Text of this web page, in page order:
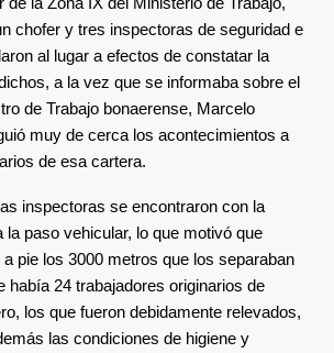
chofer y tres inspectoras de seguridad e
al lugar a efectos de constatar la
a la vez que se informaba sobre el
de Trabajo bonaerense, Marcelo
muy de cerca los acontecimientos a
de esa cartera.
inspectoras se encontraron con la
la paso vehicular, lo que motivó que
pie los 3000 metros que los separaban
había 24 trabajadores originarios de
los que fueron debidamente relevados,
las condiciones de higiene y